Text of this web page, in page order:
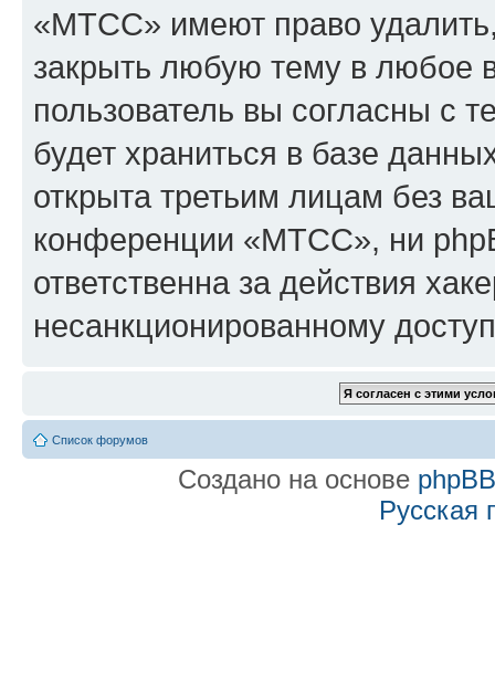
«МТСС» имеют право удалить,
закрыть любую тему в любое
пользователь вы согласны с
будет храниться в базе
открыта третьим лицам без
конференции «МТСС», ни
ответственна за действия
несанкционированному
Список форумов
Создано на основе phpBB
Русская